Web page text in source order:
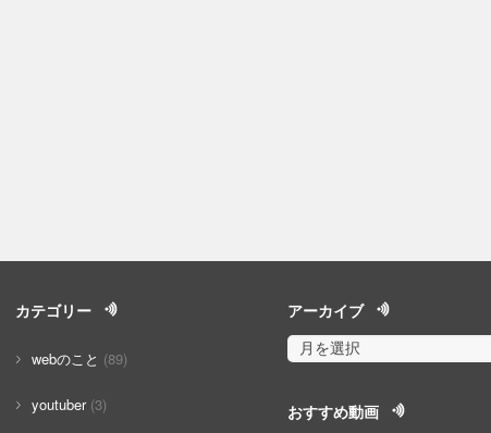
カテゴリー
webのこと (89)
youtuber(3)
アーカイブ
おすすめ動画